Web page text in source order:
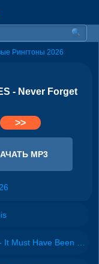
Рингтоны 2026
- Never Forget
>>
MP3